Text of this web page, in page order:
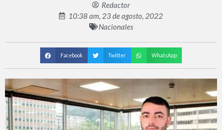
Redactor
10:38 am, 23 de agosto, 2022
Nacionales
Facebook Twitter WhatsApp